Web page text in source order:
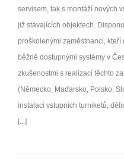
servisem, tak s montáží nových
již stávajících objektech.
proškolenými zaměstnanci,
běžně dostupnými systémy v
zkušenostmi s realizací těchto
(Německo, Maďarsko, Polsko,
instalaci vstupních turniketů,
[...]